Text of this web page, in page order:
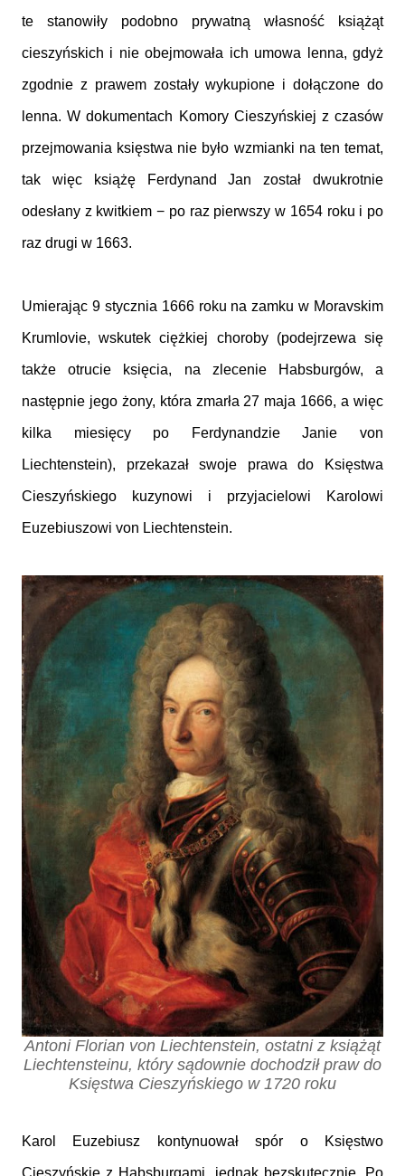
te stanowiły podobno prywatną własność książąt
cieszyńskich i nie obejmowała ich umowa lenna, gdyż
zgodnie z prawem zostały wykupione i dołączone do
lenna. W dokumentach Komory Cieszyńskiej z czasów
przejmowania księstwa nie było wzmianki na ten temat,
tak więc książę Ferdynand Jan został dwukrotnie
odesłany z kwitkiem − po raz pierwszy w 1654 roku i po
raz drugi w 1663.
Umierając 9 stycznia 1666 roku na zamku w Moravskim
Krumlovie, wskutek ciężkiej choroby (podejrzewa się
także otrucie księcia, na zlecenie Habsburgów, a
następnie jego żony, która zmarła 27 maja 1666, a więc
kilka miesięcy po Ferdynandzie Janie von
Liechtenstein), przekazał swoje prawa do Księstwa
Cieszyńskiego kuzynowi i przyjacielowi Karolowi
Euzebiuszowi von Liechtenstein.
Antoni Florian von Liechtenstein, ostatni z książąt
Liechtensteinu, który sądownie dochodził praw do
Księstwa Cieszyńskiego w 1720 roku
Karol Euzebiusz kontynuował spór o Księstwo
Cieszyńskie z Habsburgami, jednak bezskutecznie. Po